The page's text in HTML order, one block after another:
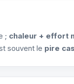
; chaleur + effort
souvent le pire